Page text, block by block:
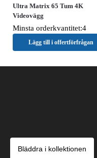
Ultra Matrix 65 Tum 4K
Videovägg
Minsta orderkvantitet:4
Lägg till i offertförfrågan
Bläddra i kollektionen